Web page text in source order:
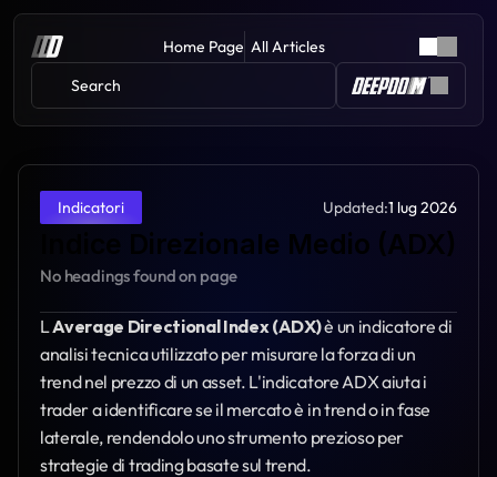
Home Page All Articles
Search
Indicatori Updated:1 lug 2026
Indice Direzionale Medio (ADX)
No headings found on page
L Average Directional Index (ADX) è un indicatore di
analisi tecnica utilizzato per misurare la forza di un
trend nel prezzo di un asset. L'indicatore ADX aiuta i
trader a identificare se il mercato è in trend o in fase
laterale, rendendolo uno strumento prezioso per
strategie di trading basate sul trend.